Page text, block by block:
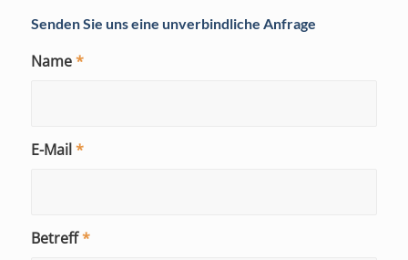
Senden Sie uns eine unverbindliche Anfrage
Name*
E-Mail *
Betreff*